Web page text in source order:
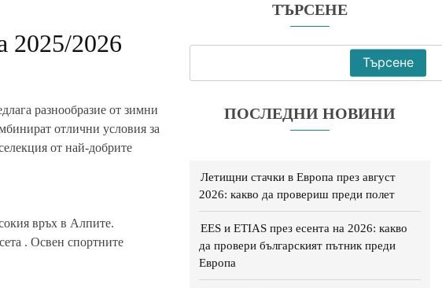
ТЪРСЕНЕ
Търсене
ПОСЛЕДНИ НОВИНИ
Летищни стачки в Европа през август
2026: какво да провериш преди полет
EES и ETIAS през есента на 2026: какво
да провери българският пътник преди
Европа
2025/2026
разнообразие от зимни
отлични условия за
от най-добрите
връх в Алпите.
. Освен спортните